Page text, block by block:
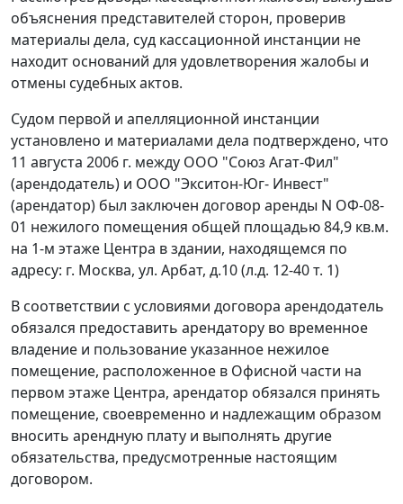
объяснения представителей сторон, проверив
материалы дела, суд кассационной инстанции не
находит оснований для удовлетворения жалобы и
отмены судебных актов.
Судом первой и апелляционной инстанции
установлено и материалами дела подтверждено, что
11 августа 2006 г. между ООО "Союз Агат-Фил"
(арендодатель) и ООО "Экситон-Юг- Инвест"
(арендатор) был заключен договор аренды N ОФ-08-
01 нежилого помещения общей площадью 84,9 кв.м.
на 1-м этаже Центра в здании, находящемся по
адресу: г. Москва, ул. Арбат, д.10 (л.д. 12-40 т. 1)
В соответствии с условиями договора арендодатель
обязался предоставить арендатору во временное
владение и пользование указанное нежилое
помещение, расположенное в Офисной части на
первом этаже Центра, арендатор обязался принять
помещение, своевременно и надлежащим образом
вносить арендную плату и выполнять другие
обязательства, предусмотренные настоящим
договором.